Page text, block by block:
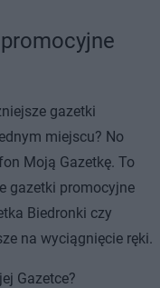
gazetki
miejscu? No
Moją Gazetkę. To
gazetki promocyjne
Biedronki czy
na wyciągnięcie ręki.
Gazetce?